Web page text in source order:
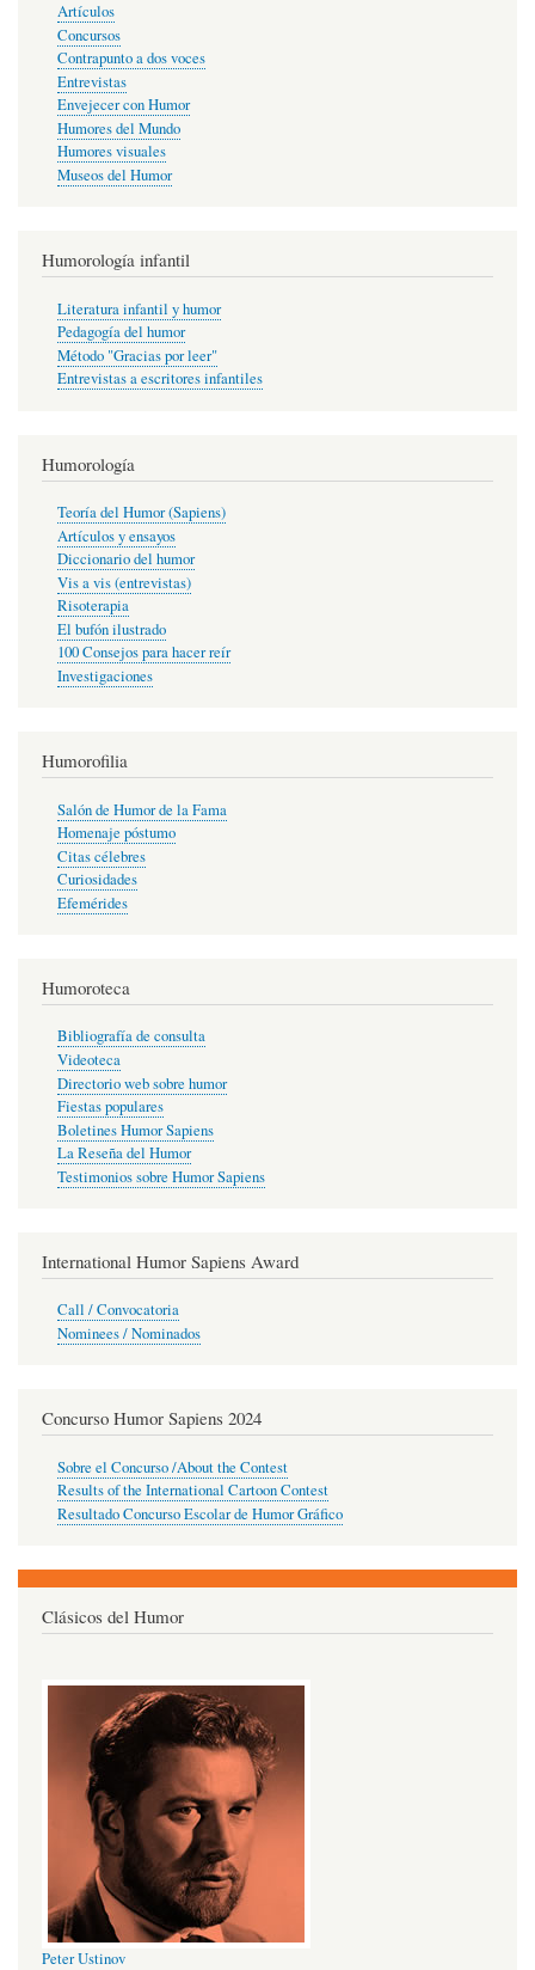
Artículos
Concursos
Contrapunto a dos voces
Entrevistas
Envejecer con Humor
Humores del Mundo
Humores visuales
Museos del Humor
Humorología infantil
Literatura infantil y humor
Pedagogía del humor
Método "Gracias por leer"
Entrevistas a escritores infantiles
Humorología
Teoría del Humor (Sapiens)
Artículos y ensayos
Diccionario del humor
Vis a vis (entrevistas)
Risoterapia
El bufón ilustrado
100 Consejos para hacer reír
Investigaciones
Humorofilia
Salón de Humor de la Fama
Homenaje póstumo
Citas célebres
Curiosidades
Efemérides
Humoroteca
Bibliografía de consulta
Videoteca
Directorio web sobre humor
Fiestas populares
Boletines Humor Sapiens
La Reseña del Humor
Testimonios sobre Humor Sapiens
International Humor Sapiens Award
Call / Convocatoria
Nominees / Nominados
Concurso Humor Sapiens 2024
Sobre el Concurso /About the Contest
Results of the International Cartoon Contest
Resultado Concurso Escolar de Humor Gráfico
Clásicos del Humor
Peter Ustinov